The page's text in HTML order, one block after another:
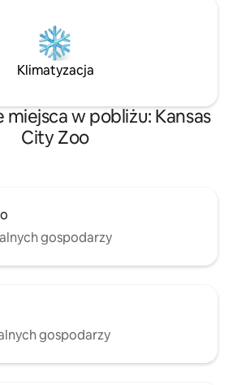
Klimatyzacja
miejsca w pobliżu: Kansas
City Zoo
gospodarzy
gospodarzy